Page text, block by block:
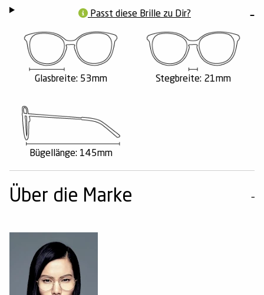
Passt diese Brille zu Dir?
Glasbreite: 53mm Stegbreite: 21mm
Bügellänge: 145mm
Über die Marke